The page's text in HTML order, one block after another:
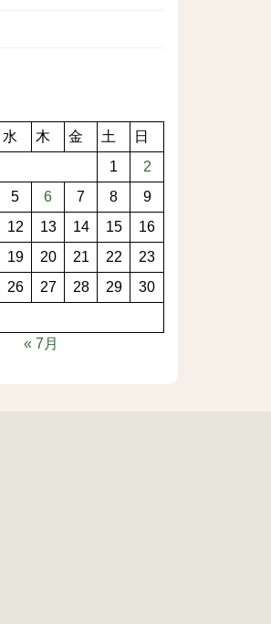
水 木 金 土
日
1
2
5 6 7 8
9
12 13 14 15
16
19 20 21 22
23
26 27 28 29
30
« 7月